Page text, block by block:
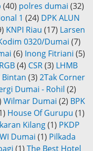
(40) polres dumai (32)
1 (24) DPK ALUN
KNPI Riau (17) Larsen
0320/Dumai (7)
(6) Inong Fitriani (5)
RGB(4) CSR(3) LHMB
(3) 2Tak Corner
Dumai - Rohil (2)
Wilmar Dumai (2) BPK
House Of Gurupu (1)
Kilang(1) PKDP
Dumai (1) Pilkada
(1) The Best Hotel